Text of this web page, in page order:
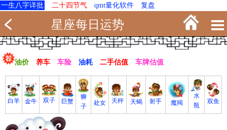
一生八字详批 二十四节气 qmt量化软件 复盘
星座每日运势
油价 养车 车险 油耗 二手估值 车牌估值
白羊 金牛 双子 巨蟹
狮
子
处女 天秤 天蝎 射手 魔羯
水
瓶
双鱼